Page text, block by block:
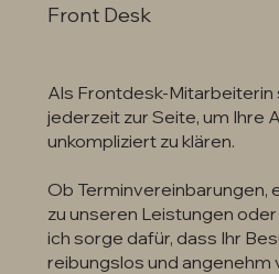
Front Desk
Als Frontdesk-Mitarbeiterin
jederzeit zur Seite, um Ihre
unkompliziert zu klären.
Ob Terminvereinbarungen,
zu unseren Leistungen
ich sorge dafür, dass Ihr
reibungslos und angenehm